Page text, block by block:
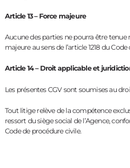
Article 13 – Force majeure
Aucune des parties ne pourra être tenue
majeure au sens de l’article 1218 du Code
Article 14 – Droit applicable et
Les présentes CGV sont soumises au
Tout litige relève de la compétence
ressort du siège social de l’Agence,
Code de procédure civile.